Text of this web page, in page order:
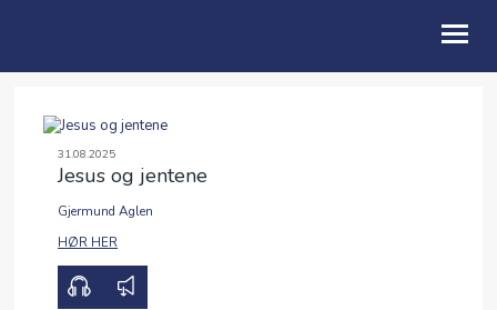
OM OSS
BLI MED
FRIBU
KALENDER
31.08.2025
Jesus og jentene
Gjermund Aglen
HØR HER